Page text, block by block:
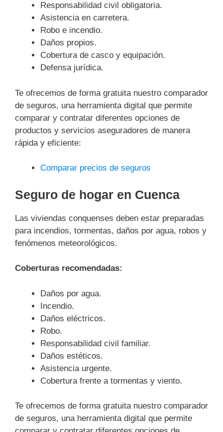
Responsabilidad civil obligatoria.
Asistencia en carretera.
Robo e incendio.
Daños propios.
Cobertura de casco y equipación.
Defensa jurídica.
Te ofrecemos de forma gratuita nuestro comparador
de seguros, una herramienta digital que permite
comparar y contratar diferentes opciones de
productos y servicios aseguradores de manera
rápida y eficiente:
Comparar precios de seguros
Seguro de hogar en Cuenca
Las viviendas conquenses deben estar preparadas
para incendios, tormentas, daños por agua, robos y
fenómenos meteorológicos.
Coberturas recomendadas:
Daños por agua.
Incendio.
Daños eléctricos.
Robo.
Responsabilidad civil familiar.
Daños estéticos.
Asistencia urgente.
Cobertura frente a tormentas y viento.
Te ofrecemos de forma gratuita nuestro comparador
de seguros, una herramienta digital que permite